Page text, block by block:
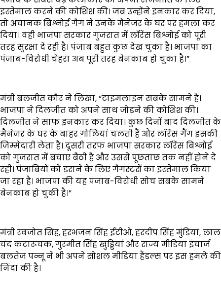
इस्तेमाल करने की कोशिश की। जब उन्होंने इनकार कर दिया,
तो अचानक बिश्नोई गैंग ने उनके मैनेजर के घर पर हमला कर
दिया। वही भाजपा सरकार गुजरात में लॉरेंस बिश्नोई को पूरी
तरह सुरक्षा दे रही है। पंजाब बहुत कुछ देख चुका है। भाजपा का
पंजाब-विरोधी चेहरा अब पूरी तरह बेनकाब हो चुका है।”
मंत्री बलजीत कौर ने लिखा, “टाइमलाइन सबके सामने है।
भाजपा ने दिलजीत को अपने साथ जोड़ने की कोशिश की।
दिलजीत ने साफ इनकार कर दिया। कुछ दिनों बाद दिलजीत के
मैनेजर के घर के बाहर गोलियां चलती हैं और लॉरेंस गैंग इसकी
जिम्मेदारी लेता है। दूसरी तरफ भाजपा सरकार लॉरेंस बिश्नोई
को गुजरात में बचाए बैठी है और उससे पूछताछ तक नहीं होने दे
रही। पंजाबियों को डराने के लिए गैंगस्टरों का इस्तेमाल किया
जा रहा है। भाजपा की यह पंजाब-विरोधी सोच सबके सामने
बेनकाब हो चुकी है।”
मंत्री रवजोत सिंह, हरभजन सिंह ईटीओ, हरदीप सिंह मुंडियां, लाल
चंद कटारूचक, गुरमीत सिंह खुड्डियां और राज्य मीडिया इंचार्ज
बलतेज पन्नू ने भी अपने सोशल मीडिया हैंडल्स पर इस हमले की
निंदा की है।